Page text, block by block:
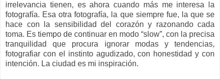
irrelevancia tienen, es ahora cuando más me interesa la
fotografía. Esa otra fotografía, la que siempre fue, la que se
hace con la sensibilidad del corazón y razonando cada
toma. Es tiempo de continuar en modo “slow”, con la precisa
tranquilidad que procura ignorar modas y tendencias,
fotografiar con el instinto agudizado, con honestidad y con
intención. La ciudad es mi inspiración.